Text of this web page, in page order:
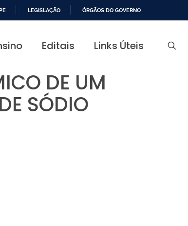
LEGISLAÇÃO ÓRGÃOS DO GOVERNO
Editais Links Úteis
DE UM
SÓDIO